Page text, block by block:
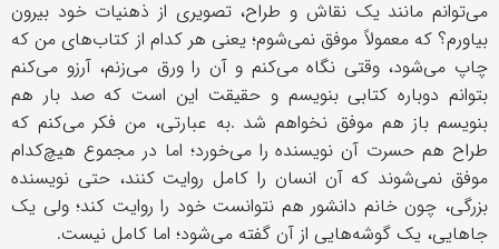
میتوانم مانند یک نقاش و طراح، تصویری از ذهنیات خود بیرون
بیاورم؟ که معمولاً موفق نمیشوم؛ یعنی هر کدام از کتابهای من که
چاپ میشود، وقتی نگاه میکنم و آن را ورق میزنم، آرزو میکنم
بتوانم دوباره کتابی بنویسم و حقیقت این است که صد بار هم
بنویسم باز هم موفق نخواهم شد .به عبارتی، من فکر میکنم که
طراح هم حسرت آن نویسنده را میخورد؛ اما در مجموع هیچکدام
موفق نمیشوند که آن انسان را کامل روایت کنند، حتی نویسنده
بزرگی، چون خانم دانشور هم نتوانست خود را روایت کند؛ ولی یک
جاهایی، یک گوشههایی از آن گفته میشود؛ اما کامل نیست.